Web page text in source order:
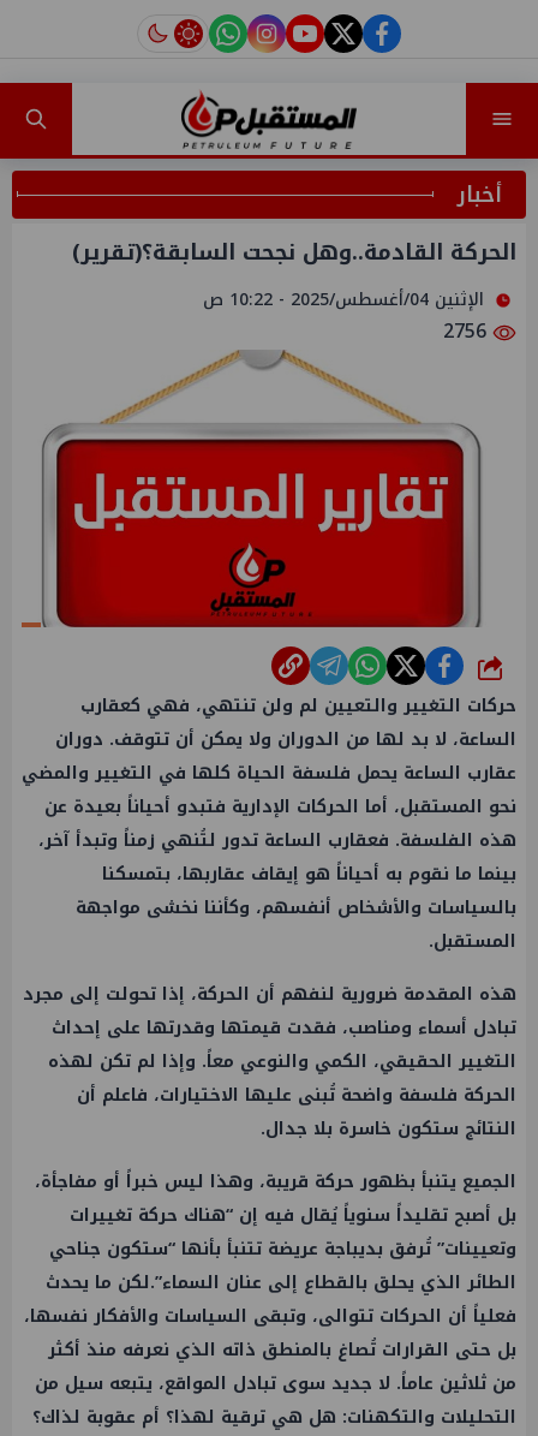
facebook
twitter
youtube
instagram
tiktok
أخبار
الحركة القادمة..وهل نجحت السابقة؟(تقرير)
الإثنين 04/أغسطس/2025 - 10:22 ص
شارك
حركات التغيير والتعيين لم ولن تنتهي، فهي كعقارب
الساعة، لا بد لها من الدوران ولا يمكن أن تتوقف. دوران
عقارب الساعة يحمل فلسفة الحياة كلها في التغيير والمضي
نحو المستقبل، أما الحركات الإدارية فتبدو أحياناً بعيدة عن
هذه الفلسفة. فعقارب الساعة تدور لتُنهي زمناً وتبدأ آخر،
بينما ما نقوم به أحياناً هو إيقاف عقاربها، بتمسكنا
بالسياسات والأشخاص أنفسهم، وكأننا نخشى مواجهة
المستقبل.
هذه المقدمة ضرورية لنفهم أن الحركة، إذا تحولت إلى مجرد
تبادل أسماء ومناصب، فقدت قيمتها وقدرتها على إحداث
التغيير الحقيقي، الكمي والنوعي معاً. وإذا لم تكن لهذه
الحركة فلسفة واضحة تُبنى عليها الاختيارات، فاعلم أن
النتائج ستكون خاسرة بلا جدال.
الجميع يتنبأ بظهور حركة قريبة، وهذا ليس خبراً أو مفاجأة،
بل أصبح تقليداً سنوياً يُقال فيه إن “هناك حركة تغييرات
وتعيينات” تُرفق بديباجة عريضة تتنبأ بأنها “ستكون جناحي
الطائر الذي يحلق بالقطاع إلى عنان السماء”.لكن ما يحدث
فعلياً أن الحركات تتوالى، وتبقى السياسات والأفكار نفسها،
بل حتى القرارات تُصاغ بالمنطق ذاته الذي نعرفه منذ أكثر
من ثلاثين عاماً. لا جديد سوى تبادل المواقع، يتبعه سيل من
التحليلات والتكهنات: هل هي ترقية لهذا؟ أم عقوبة لذاك؟